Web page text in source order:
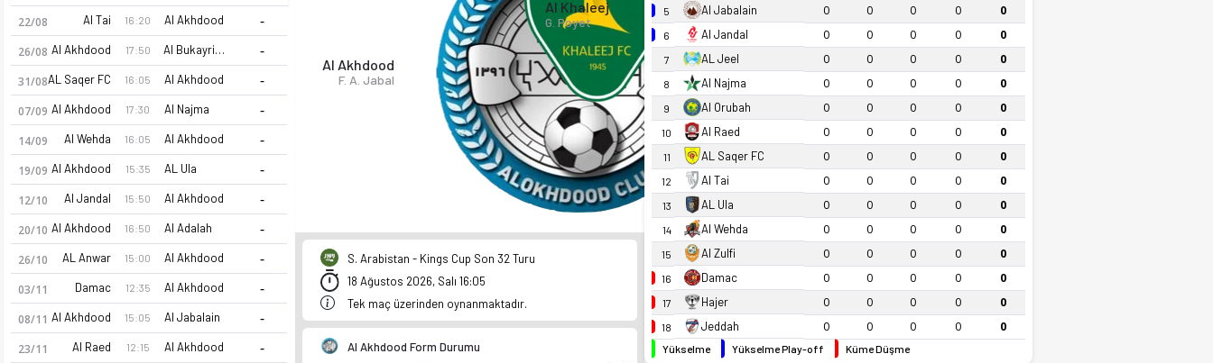
22/08 Al Tai 16:20 Al Akhdood -
26/08 Al Akhdood 17:50 Al Bukayriyah -
31/08AL Saqer FC 16:05 Al Akhdood -
07/09 Al Akhdood 17:30 Al Najma -
14/09 Al Wehda 16:05 Al Akhdood -
19/09 Al Akhdood 15:35 AL Ula -
12/10 Al Jandal 15:50 Al Akhdood -
20/10 Al Akhdood 16:50 Al Adalah -
26/10 AL Anwar 15:00 Al Akhdood -
03/11 Damac 12:35 Al Akhdood -
08/11 Al Akhdood 15:05 Al Jabalain -
23/11 Al Raed 12:15 Al Akhdood -
Al Akhdood
F. A. Jabal
Al Khaleej
G. Poyet
S. Arabistan - Kings Cup Son 32 Turu
18 Ağustos 2026, Salı 16:05
Tek maç üzerinden oynanmaktadır.
Al Akhdood Form Durumu
5 Al Jabalain 0 0 0 0 0
6 Al Jandal 0 0 0 0 0
7 AL Jeel 0 0 0 0 0
8 Al Najma 0 0 0 0 0
9 Al Orubah 0 0 0 0 0
10 Al Raed 0 0 0 0 0
11 AL Saqer FC 0 0 0 0 0
12 Al Tai 0 0 0 0 0
13 AL Ula 0 0 0 0 0
14 Al Wehda 0 0 0 0 0
15 Al Zulfi 0 0 0 0 0
16 Damac 0 0 0 0 0
17 Hajer 0 0 0 0 0
18 Jeddah 0 0 0 0 0
Yükselme Yükselme Play-off Küme Düşme